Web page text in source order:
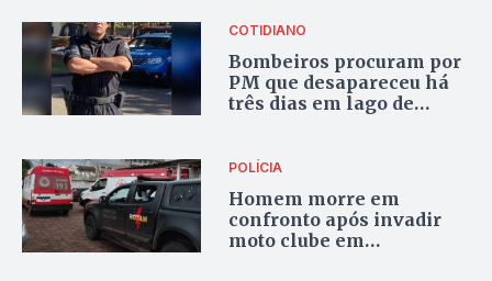
COTIDIANO
Bombeiros procuram por
PM que desapareceu há
três dias em lago de
POLÍCIA
Homem morre em
confronto após invadir
moto clube em